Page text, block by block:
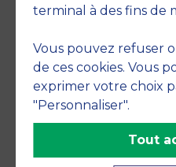
terminal à des fins de
Vous pouvez refuser
de ces cookies. Vous
exprimer votre choix
"Personnaliser".
Tout